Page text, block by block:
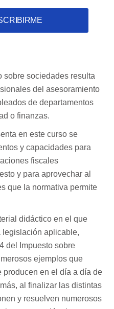
sobre sociedades resulta
del asesoramiento
de departamentos
o finanzas.
en este curso se
y capacidades para
fiscales
y para aprovechar al
que la normativa permite
didáctico en el que
legislación aplicable,
del Impuesto sobre
ejemplos que
producen en el dí­a a dí­a de
al finalizar las distintas
y resuelven numerosos